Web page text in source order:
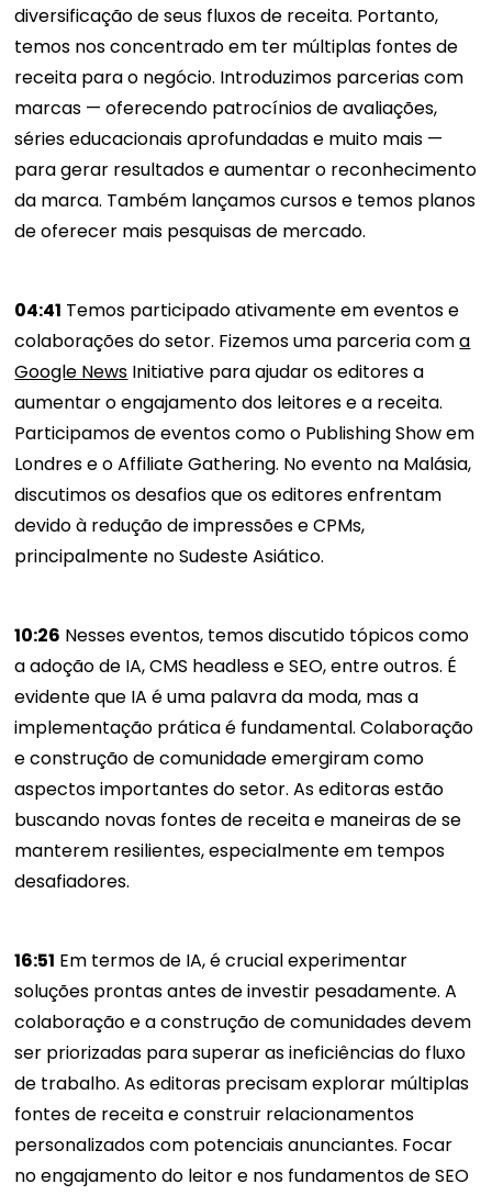
diversificação de seus fluxos de receita. Portanto,
temos nos concentrado em ter múltiplas fontes de
receita para o negócio. Introduzimos parcerias com
marcas — oferecendo patrocínios de avaliações,
séries educacionais aprofundadas e muito mais —
para gerar resultados e aumentar o reconhecimento
da marca. Também lançamos cursos e temos planos
de oferecer mais pesquisas de mercado.
04:41 Temos participado ativamente em eventos e
colaborações do setor. Fizemos uma parceria coma
Google News Initiative para ajudar os editores a
aumentar o engajamento dos leitores e a receita.
Participamos de eventos como o Publishing Show em
Londres e o Affiliate Gathering. No evento na Malásia,
discutimos os desafios que os editores enfrentam
devido à redução de impressões e CPMs,
principalmente no Sudeste Asiático.
10:26 Nesses eventos, temos discutido tópicos como
a adoção de IA, CMS headless e SEO, entre outros. É
evidente que IA é uma palavra da moda, mas a
implementação prática é fundamental. Colaboração
e construção de comunidade emergiram como
aspectos importantes do setor. As editoras estão
buscando novas fontes de receita e maneiras de se
manterem resilientes, especialmente em tempos
desafiadores.
16:51 Em termos de IA, é crucial experimentar
soluções prontas antes de investir pesadamente. A
colaboração e a construção de comunidades devem
ser priorizadas para superar as ineficiências do fluxo
de trabalho. As editoras precisam explorar múltiplas
fontes de receita e construir relacionamentos
personalizados com potenciais anunciantes. Focar
no engajamento do leitor e nos fundamentos de SEO